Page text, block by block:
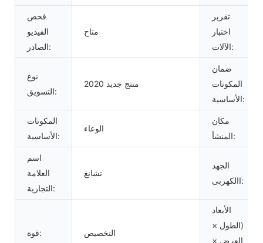
فحص
الفيديو
الصادر:
متاح
تقرير
اختبار
الآلات:
نوع
التسويق:
منتج جديد 2020
ضمان
المكونات
الأساسية:
المكونات
الأساسية:
الوعاء
مكان
المنشأ:
اسم
العلامة
التجارية:
تشانغ
الجهد
االكهربى:
قوة: التخصيص
الأبعاد
(الطول ×
العرض ×